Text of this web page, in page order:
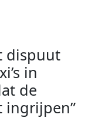
dispuut
in
de
ingrijpen”